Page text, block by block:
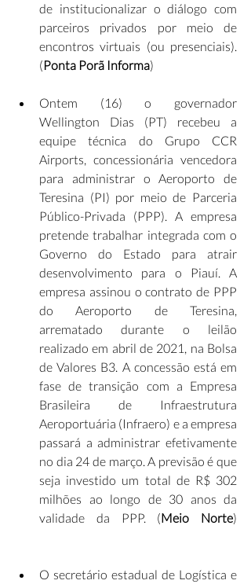
de institucionalizar o diálogo com
parceiros privados por meio de
encontros virtuais (ou presenciais).
(Ponta Porã Informa)
Ontem (16) o governador
Wellington Dias (PT) recebeu a
equipe técnica do Grupo CCR
Airports, concessionária vencedora
para administrar o Aeroporto de
Teresina (PI) por meio de Parceria
Público-Privada (PPP). A empresa
pretende trabalhar integrada com o
Governo do Estado para atrair
desenvolvimento para o Piauí. A
empresa assinou o contrato de PPP
do Aeroporto de Teresina,
arrematado durante o leilão
realizado em abril de 2021, na Bolsa
de Valores B3. A concessão está em
fase de transição com a Empresa
Brasileira de Infraestrutura
Aeroportuária (Infraero) e a empresa
passará a administrar efetivamente
no dia 24 de março. A previsão é que
seja investido um total de R$ 302
milhões ao longo de 30 anos da
validade da PPP. (Meio Norte)
O secretário estadual de Logística e